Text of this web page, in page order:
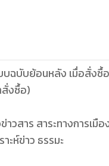
ฉบับย้อนหลัง เมื่อสั่งซื้
งซื้อ)
วสาร สาระทางการเ
ะห์ข่าว ธรรมะ